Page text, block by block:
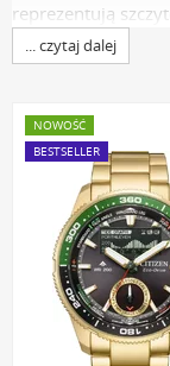
reprezentują
kwarcowego,
minimalizując
Sercem każdego
którego działanie
tarczą zegarka
słoneczny, który
światło na
magazynowana
który zapewnia
miesięcy, nawet
... czytaj dalej
NOWOŚĆ
BESTSELLER